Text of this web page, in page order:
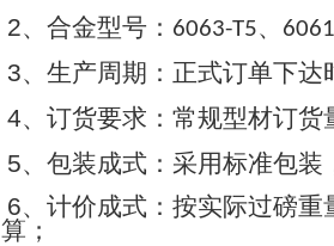
2、合金型号： 6063-T5、
3、生产周期：正式订单下达
4、订货要求：常规型材订货
5、包装成式：采用标准包装
6、计价成式：按实际过磅
算；